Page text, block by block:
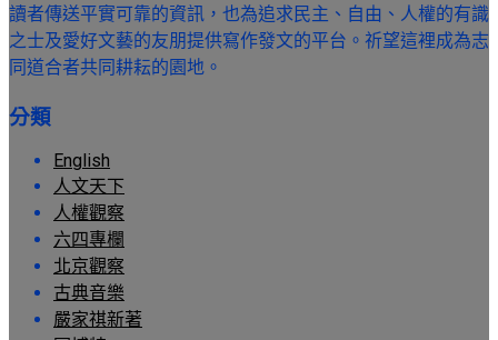
讀者傳送平實可靠的資訊，也為追求民主、自由、人權的有識
之士及愛好文藝的友朋提供寫作發文的平台。祈望這裡成為志
同道合者共同耕耘的園地。
分類
English
人文天下
人權觀察
六四專欄
北京觀察
古典音樂
嚴家祺新著